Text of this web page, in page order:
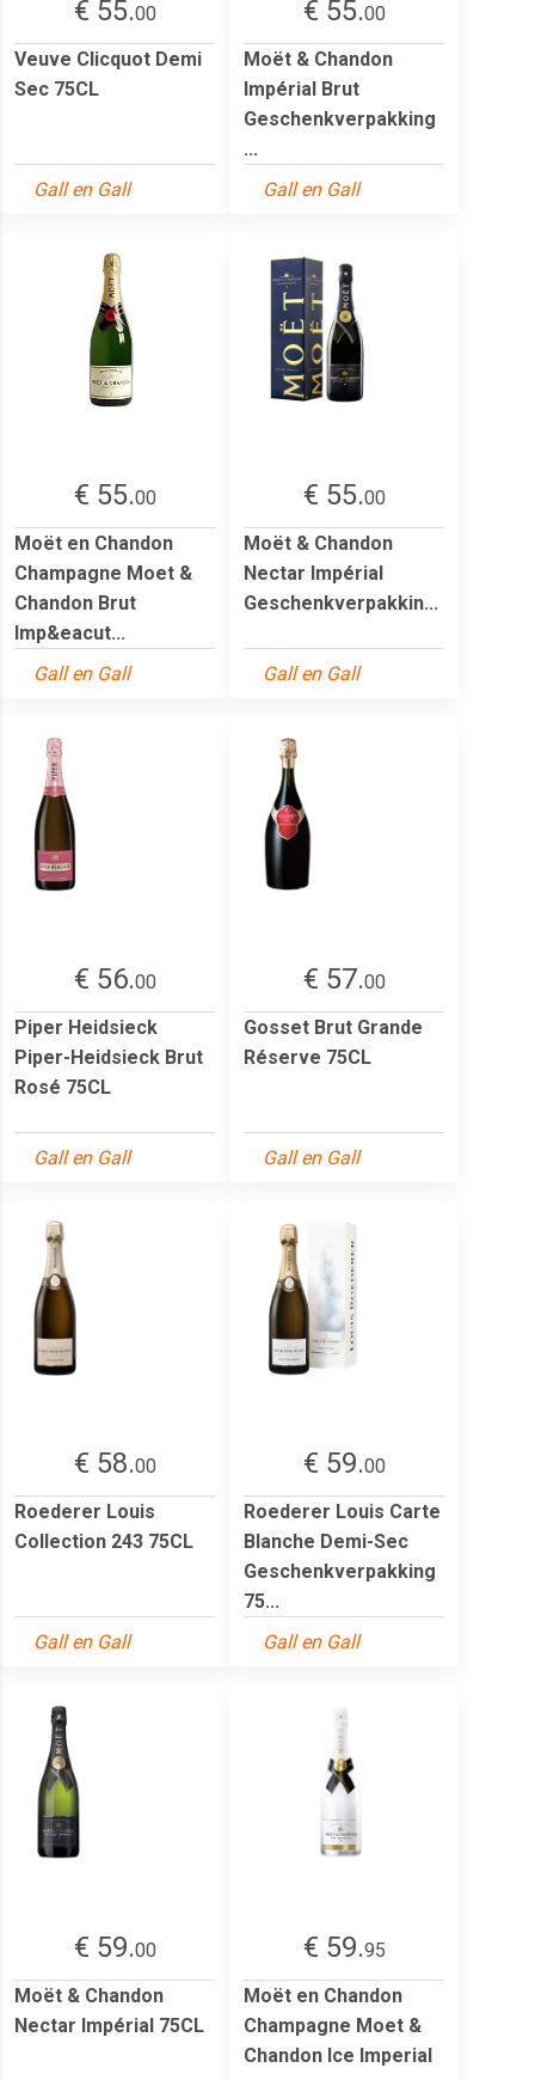
€ 55.00
Veuve Clicquot Demi
Sec 75CL
Gall en Gall
€ 55.00
Moët & Chandon
Impérial Brut
Geschenkverpakking
...
Gall en Gall
€ 55.00
Moët en Chandon
Champagne Moet &
Chandon Brut
Imp&eacut...
Gall en Gall
€ 55.00
Moët & Chandon
Nectar Impérial
Geschenkverpakkin...
Gall en Gall
€ 56.00
Piper Heidsieck
Piper-Heidsieck Brut
Rosé 75CL
Gall en Gall
€ 57.00
Gosset Brut Grande
Réserve 75CL
Gall en Gall
€ 58.00
Roederer Louis
Collection 243 75CL
Gall en Gall
€ 59.00
Roederer Louis Carte
Blanche Demi-Sec
Geschenkverpakking
75...
Gall en Gall
€ 59.00
Moët & Chandon
Nectar Impérial 75CL
€ 59.95
Moët en Chandon
Champagne Moet &
Chandon Ice Imperial